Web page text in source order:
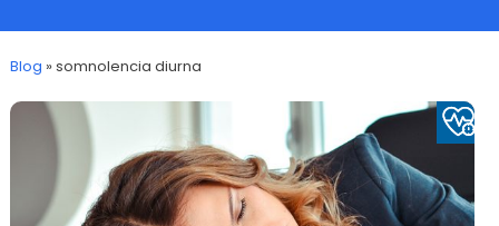
Blog »somnolencia diurna